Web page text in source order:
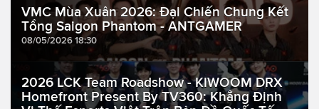
VMC Mùa Xuân 2026: Đại Chiến Chung Kết
Tổng Saigon Phantom - ANTGAMER
08/05/2026 18:30
2026 LCK Team Roadshow - KIWOOM DRX
Homefront Present By TV360: Khẳng Định